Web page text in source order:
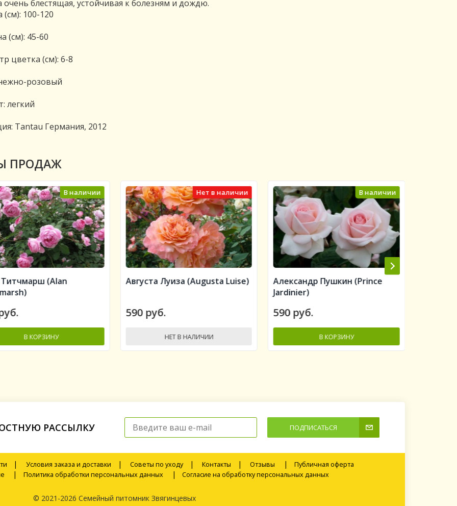
очень блестящая, устойчивая к болезням и дождю.
(см): 100-120
(см): 45-60
цветка (см): 6-8
розовый
легкий
Tantau Германия, 2012
ПРОДАЖ
В наличии
(Alan
В КОРЗИНУ
Нет в наличии
Августа Луиза (Augusta Luise)
590 руб.
НЕТ В НАЛИЧИИ
В наличии
Александр Пушкин (Prince
Jardinier)
590 руб.
В КОРЗИНУ
РАССЫЛКУ ПОДПИСАТЬСЯ
| Условия заказа и доставки | Советы по уходу | Контакты | Отзывы | Публичная оферта
| Политика обработки персональных данных | Согласие на обработку персональных данных
© 2021-2026 Семейный питомник Звягинцевых